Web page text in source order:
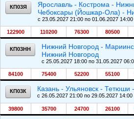
КП03Я
Ярославль - Кострома -
Чебоксары (Йошкар-Ола) -
c 23.05.2027 21:00 по 01.06.2027
122900 110200 76300 80500
КП03НН
Нижний Новгород -
Нижний Новгород
c 25.05.2027 18:00 по 31.05.2027
84100 75400 52200 55100
КП03К Казань - Ульяновск - Тетюши
c 26.05.2027 21:00 по 29.05.2027
39800 35700 24700 26100